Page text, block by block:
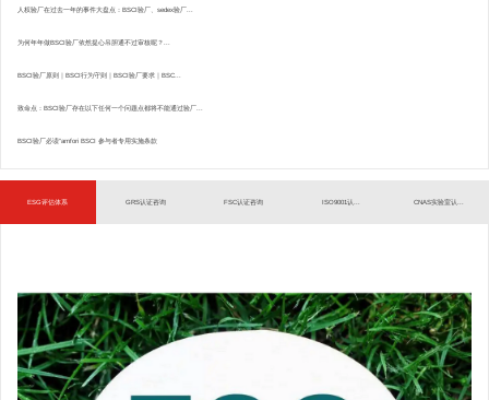
人权验厂在过去一年的事件大盘点：BSCI验厂、sedex验厂...
为何年年做BSCI验厂依然提心吊胆通不过审核呢？...
BSCI验厂原则｜BSCI行为守则｜BSCI验厂要求｜BSC...
致命点：BSCI验厂存在以下任何一个问题点都将不能通过验厂...
BSCI验厂必读”amfori BSCI 参与者专用实施条款
ESG评估体系 GRS认证咨询 FSC认证咨询 ISO9001认... CNAS实验室认...